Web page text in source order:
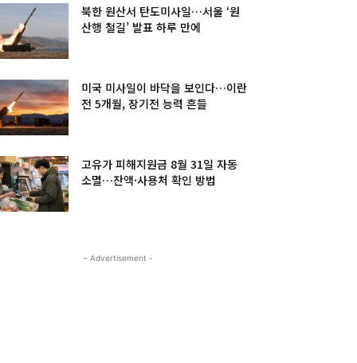
북한 원산서 탄도미사일…서울 ‘원
산행 철길’ 발표 하루 만에
미국 미사일이 바닥을 보인다…이란
전 5개월, 장기전 능력 흔들
고유가 피해지원금 8월 31일 자동
소멸…잔액·사용처 확인 방법
- Advertisement -